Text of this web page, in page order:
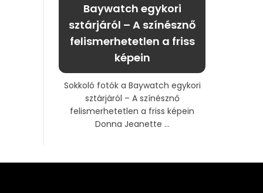
Baywatch egykori
sztárjáról – A színésznő
felismerhetetlen a friss
képein
Sokkoló fotók a Baywatch egykori
sztárjáról – A színésznő
felismerhetetlen a friss képein
Donna Jeanette ...